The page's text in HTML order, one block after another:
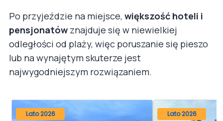
Po przyjeździe na miejsce, większość hoteli i
pensjonatów znajduje się w niewielkiej
odległości od plaży, więc poruszanie się pieszo
lub na wynajętym skuterze jest
najwygodniejszym rozwiązaniem.
Lato 2026 Lato 2026